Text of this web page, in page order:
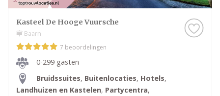
Kasteel De Hooge Vuursche
Baarn
7 beoordelingen
0-299 gasten
Bruidssuites, Buitenlocaties, Hotels,
Landhuizen en Kastelen, Partycentra,